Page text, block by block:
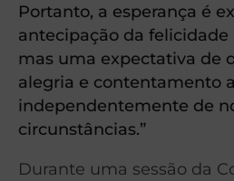
Portanto, a esperança é
antecipação da felicidade
mas uma expectativa de
alegria e contentamento
independentemente de
circunstâncias.”
Durante uma sessão da